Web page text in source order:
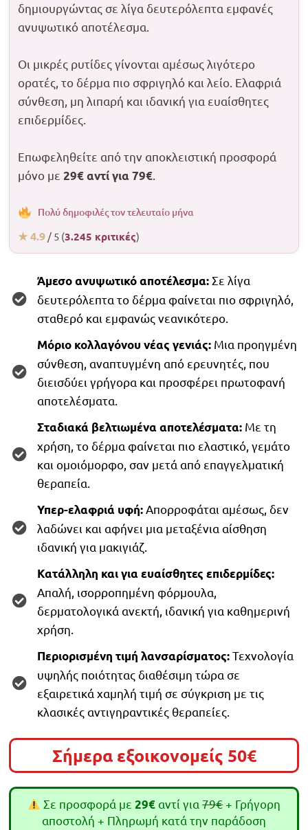
δημιουργώντας σε λίγα δευτερόλεπτα εμφανές
ανυψωτικό αποτέλεσμα.
Οι μικρές ρυτίδες γίνονται αμέσως λιγότερο
ορατές, το δέρμα πιο σφριγηλό και λείο. Ελαφριά
σύνθεση, μη λιπαρή και ιδανική για ευαίσθητες
επιδερμίδες.
Επωφεληθείτε από την αποκλειστική προσφορά
μόνο με 29€ αντί για 79€
Πολύ δημοφιλές τον τελευταίο μήνα
★ 4.9 / 5 (3.245 κριτικές)
Άμεσο ανυψωτικό αποτέλεσμα:Σε λίγα
δευτερόλεπτα το δέρμα φαίνεται πιο σφριγηλό,
σταθερό και εμφανώς νεανικότερο.
Μόριο κολλαγόνου νέας γενιάς: Μια προηγμένη
σύνθεση, αναπτυγμένη από ερευνητές, που
διεισδύει γρήγορα και προσφέρει πρωτοφανή
αποτελέσματα.
Σταδιακά βελτιωμένα αποτελέσματα: Με τη
χρήση, το δέρμα φαίνεται πιο ελαστικό, γεμάτο
και ομοιόμορφο, σαν μετά από επαγγελματική
θεραπεία.
Υπερ-ελαφριά υφή: Απορροφάται αμέσως, δεν
λαδώνει και αφήνει μια μεταξένια αίσθηση
ιδανική για μακιγιάζ.
Κατάλληλη και για ευαίσθητες επιδερμίδες:
Απαλή, ισορροπημένη φόρμουλα,
δερματολογικά ανεκτή, ιδανική για καθημερινή
χρήση.
Περιορισμένη τιμή λανσαρίσματος:Τεχνολογία
υψηλής ποιότητας διαθέσιμη τώρα σε
εξαιρετικά χαμηλή τιμή σε σύγκριση με τις
κλασικές αντιγηραντικές θεραπείες.
Σήμερα εξοικονομείς 50€
Σε προσφορά με29€αντί για79€+ Γρήγορη
αποστολή + Πληρωμή κατά την παράδοση